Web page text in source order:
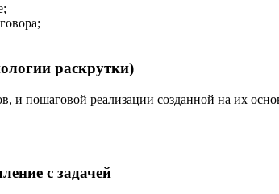
раскрутки)
и пошаговой реализации созданной на их
с задачей